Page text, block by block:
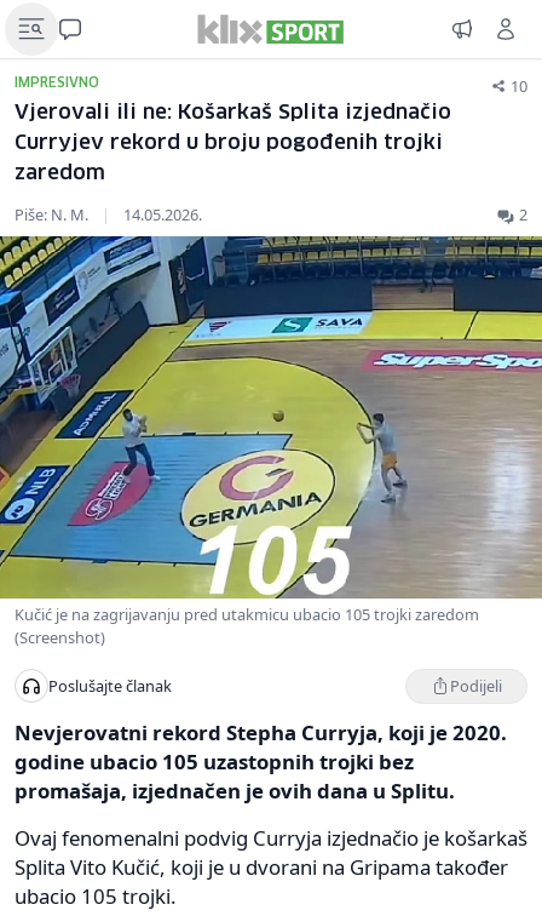
IMPRESIVNO 10
Vjerovali ili ne: Košarkaš Splita izjednačio
Curryjev rekord u broju pogođenih trojki
zaredom
Piše: N. M. | 14.05.2026. 2
Kučić je na zagrijavanju pred utakmicu ubacio 105 trojki zaredom
(Screenshot)
Poslušajte članak Podijeli
Nevjerovatni rekord Stepha Curryja, koji je 2020.
godine ubacio 105 uzastopnih trojki bez
promašaja, izjednačen je ovih dana u Splitu.
Ovaj fenomenalni podvig Curryja izjednačio je košarkaš
Splita Vito Kučić, koji je u dvorani na Gripama također
ubacio 105 trojki.